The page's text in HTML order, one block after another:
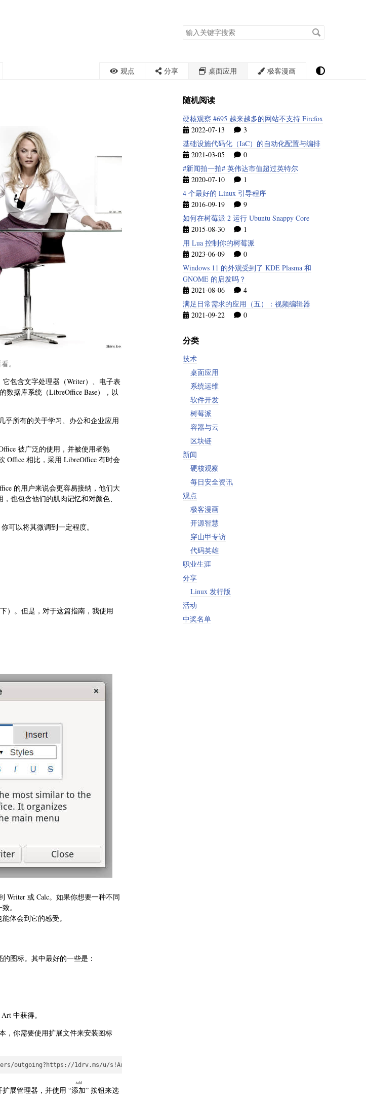
搜
索
观点 分享 桌面应用 极客漫画
。
包含文字处理器（Writer）、电子表
数据库系统（LibreOffice Base），以
乎所有的关于学习、办公和企业应用
被广泛的使用，并被使用者熟
Office 相比，采用 LibreOffice 有时会
的用户来说会更容易接纳，他们大
也包含他们的肌肉记忆和对颜色、
可以将其微调到一定程度。
）。但是，对于这篇指南，我使用
Writer 或 Calc。如果你想要一种不同
。
体会到它的感受。
图标。其中最好的一些是：
中获得。
，你需要使用扩展文件来安装图标
1drv.ms/u/s!ArgKmgFcmBYHhSQkPfyMZRnXX5LJ)
展管理器，并使用 “添加
Add
” 按钮来选
随机阅读
硬核观察 #695 越来越多的网站不支持 Firefox
2022-07-13
3
基础设施代码化（IaC）的自动化配置与编排
2021-03-05
0
#新闻拍一拍# 英伟达市值超过英特尔
2020-07-10
1
4 个最好的 Linux 引导程序
2016-09-19
9
如何在树莓派 2 运行 Ubuntu Snappy Core
2015-08-30
1
用 Lua 控制你的树莓派
2023-06-09
0
Windows 11 的外观受到了 KDE Plasma 和
GNOME 的启发吗？
2021-08-06
4
满足日常需求的应用（五）：视频编辑器
2021-09-22
0
分类
技术
桌面应用
系统运维
软件开发
树莓派
容器与云
区块链
新闻
硬核观察
每日安全资讯
观点
极客漫画
开源智慧
穿山甲专访
代码英雄
职业生涯
分享
Linux 发行版
活动
中奖名单